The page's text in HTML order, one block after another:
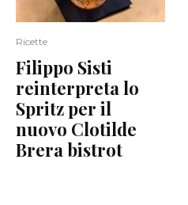
Ricette
Filippo Sisti
reinterpreta lo
Spritz per il
nuovo Clotilde
Brera bistrot